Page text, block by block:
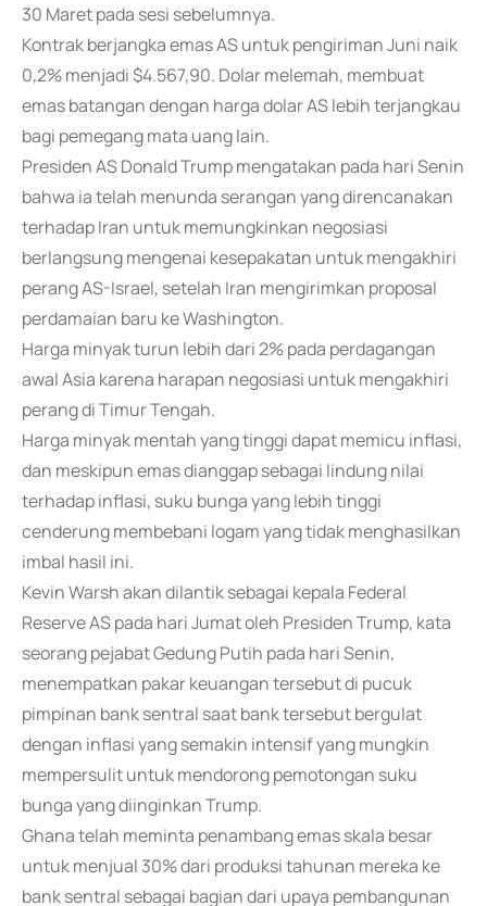
30 Maret pada sesi sebelumnya.
Kontrak berjangka emas AS untuk pengiriman Juni naik
0,2% menjadi $4.567,90. Dolar melemah, membuat
emas batangan dengan harga dolar AS lebih terjangkau
bagi pemegang mata uang lain.
Presiden AS Donald Trump mengatakan pada hari Senin
bahwa ia telah menunda serangan yang direncanakan
terhadap Iran untuk memungkinkan negosiasi
berlangsung mengenai kesepakatan untuk mengakhiri
perang AS-Israel, setelah Iran mengirimkan proposal
perdamaian baru ke Washington.
Harga minyak turun lebih dari 2% pada perdagangan
awal Asia karena harapan negosiasi untuk mengakhiri
perang di Timur Tengah.
Harga minyak mentah yang tinggi dapat memicu inflasi,
dan meskipun emas dianggap sebagai lindung nilai
terhadap inflasi, suku bunga yang lebih tinggi
cenderung membebani logam yang tidak menghasilkan
imbal hasil ini.
Kevin Warsh akan dilantik sebagai kepala Federal
Reserve AS pada hari Jumat oleh Presiden Trump, kata
seorang pejabat Gedung Putih pada hari Senin,
menempatkan pakar keuangan tersebut di pucuk
pimpinan bank sentral saat bank tersebut bergulat
dengan inflasi yang semakin intensif yang mungkin
mempersulit untuk mendorong pemotongan suku
bunga yang diinginkan Trump.
Ghana telah meminta penambang emas skala besar
untuk menjual 30% dari produksi tahunan mereka ke
bank sentral sebagai bagian dari upaya pembangunan